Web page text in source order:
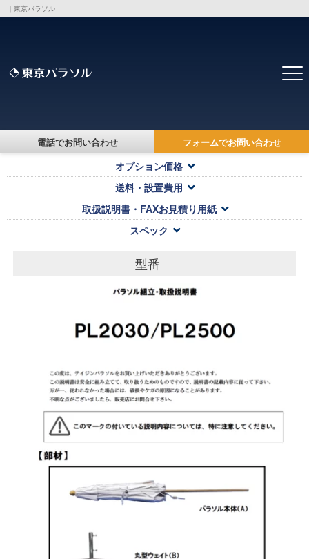
｜東京パラソル
電話でお問い合わせ フォームでお問い合わせ
対応キャンバス・本体価格
オプション価格
送料・設置費用
取扱説明書・FAXお見積り用紙
スペック
型番